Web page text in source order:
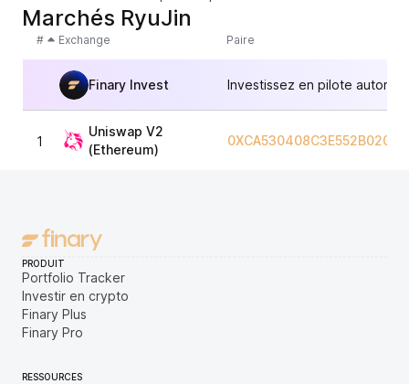
Marchés RyuJin
# Exchange Paire
Finary Invest Investissez en pilote
1
Uniswap V2
(Ethereum)
PRODUIT
Portfolio Tracker
Investir en crypto
Finary Plus
Finary Pro
RESSOURCES